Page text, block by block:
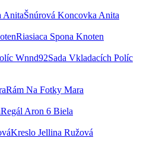
Šnúrová Koncovka Anita
Riasiaca Spona Knoten
Sada Vkladacích Políc
Rám Na Fotky Mara
Regál Aron 6 Biela
Kreslo Jellina Ružová